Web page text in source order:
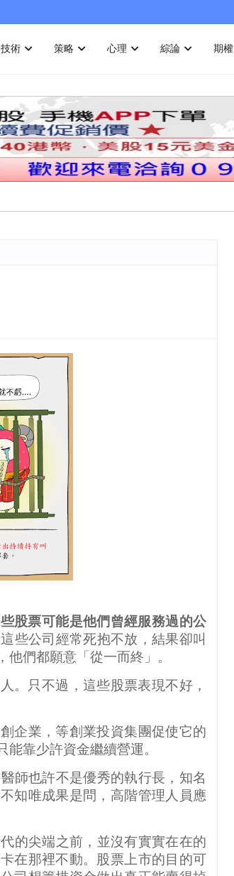
技術 策略 心理 綜論 期權
股票可能是他們曾經服務過的公
些公司經常死抱不放，結果卻叫
們都願意「從一而終」。
。只不過，這些股票表現不好，
企業，等創業投資集團促使它的
靠少許資金繼續營運。
師也許不是優秀的執行長，知名
知唯成果是問，高階管理人員應
的尖端之前，並沒有實實在在的
在那裡不動。股票上市的目的可